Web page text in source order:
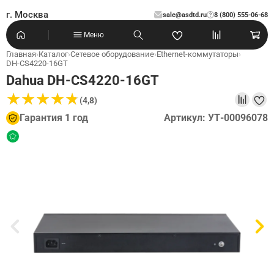
г. Москва sale@asdtd.ru 8 (800) 555-06-68
?
Меню
Главная›Каталог›Сетевое оборудование›Ethernet-коммутаторы›
DH-CS4220-16GT
Dahua DH-CS4220-16GT
★★★★★
★★★★★(4,8)
Гарантия 1 год Артикул: УТ-00096078